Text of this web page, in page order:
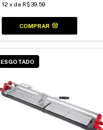
12 xde R$39,59
ESGOTADO